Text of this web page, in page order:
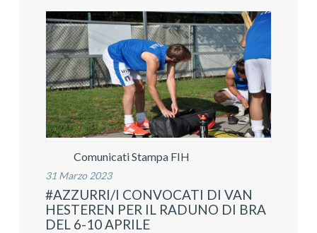
Comunicati Stampa FIH
31 Marzo 2023
#AZZURRI/I CONVOCATI DI VAN
HESTEREN PER IL RADUNO DI BRA
DEL 6-10 APRILE